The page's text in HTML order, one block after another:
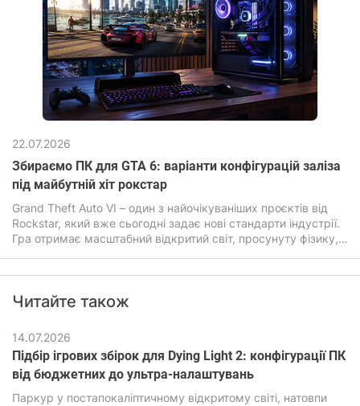
22.07.2026
Збираємо ПК для GTA 6: варіанти конфігурацій заліза
під майбутній хіт рокстар
Grand Theft Auto VI – один з найочікуваніших проєктів від
Rockstar, який вже сьогодні задає нові стандарти індустрії.
Гра отримає масштабний відкритий світ, просунуту фізику,
легендарної гри.
Читайте також
14.07.2026
Підбір ігрових збірок для Dying Light 2: конфігурації ПК
від бюджетних до ультра-налаштувань
Паркур у постапокаліптичному відкритому світі, натовпи